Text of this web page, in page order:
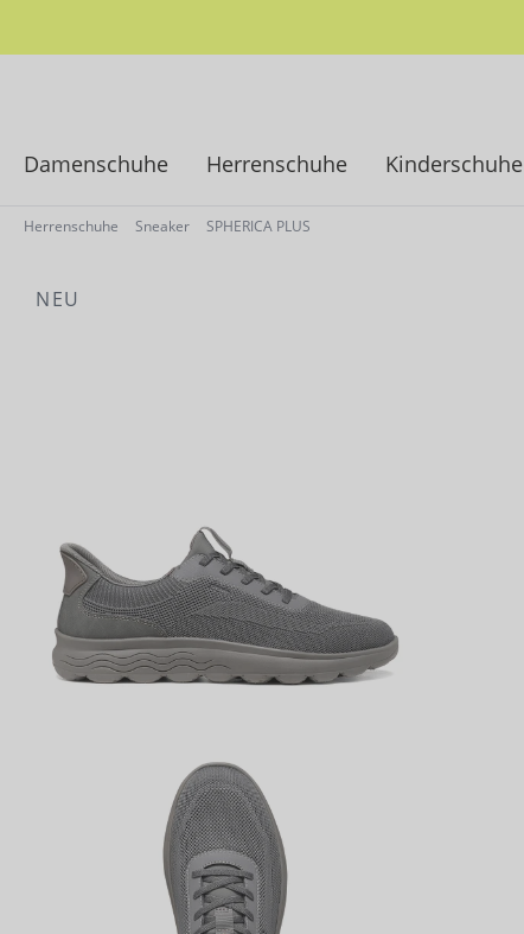
Damenschuhe Herrenschuhe Kinderschuhe
Herrenschuhe Sneaker SPHERICA PLUS
NEU